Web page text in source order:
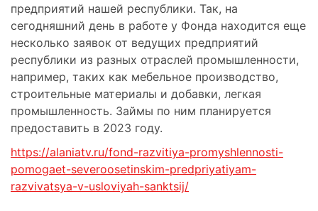
предприятий нашей республики. Так, на
сегодняшний день в работе у Фонда находится еще
несколько заявок от ведущих предприятий
республики из разных отраслей промышленности,
например, таких как мебельное производство,
строительные материалы и добавки, легкая
промышленность. Займы по ним планируется
предоставить в 2023 году.
https://alaniatv.ru/fond-razvitiya-promyshlennosti-
pomogaet-severoosetinskim-predpriyatiyam-
razvivatsya-v-usloviyah-sanktsij/